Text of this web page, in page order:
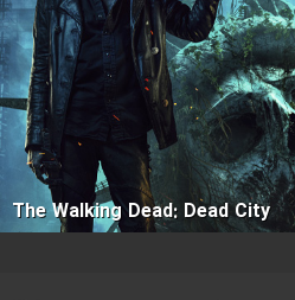
The Walking Dead: Dead City